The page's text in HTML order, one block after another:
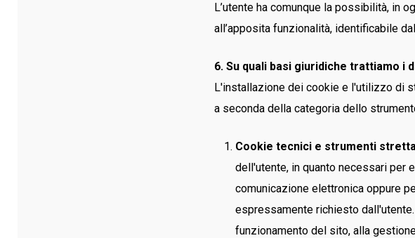
L’utente ha comunque la possibilità, in
all’apposita funzionalità, identificabile
6. Su quali basi giuridiche trattiamo
L'installazione dei cookie e l'utilizzo di
a seconda della categoria dello
Cookie tecnici e strumenti
dell'utente, in quanto necessari per
comunicazione elettronica oppure
espressamente richiesto
funzionamento del sito, alla